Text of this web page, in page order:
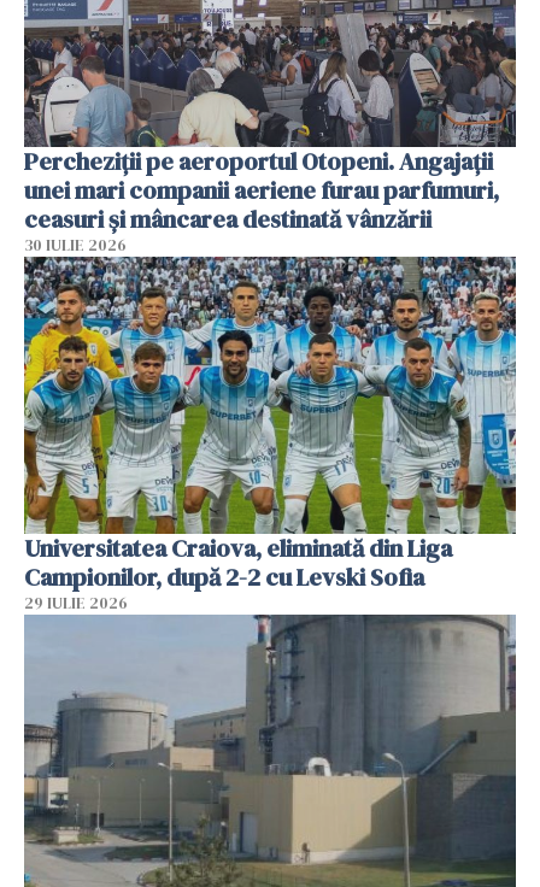
Percheziții pe aeroportul Otopeni. Angajații
unei mari companii aeriene furau parfumuri,
ceasuri și mâncarea destinată vânzării
30 IULIE 2026
Universitatea Craiova, eliminată din Liga
Campionilor, după 2-2 cu Levski Sofia
29 IULIE 2026